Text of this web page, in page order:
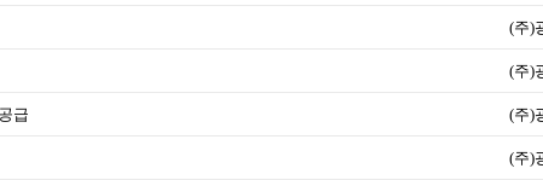
(주)
(주)
급 (주)
(주)